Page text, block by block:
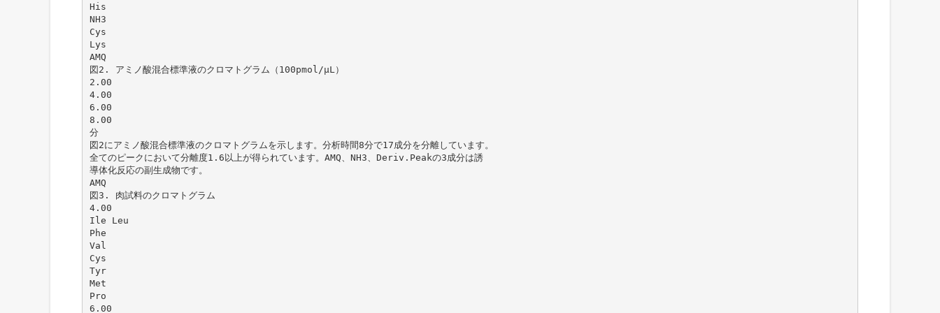
His
NH3
Cys
Lys
AMQ
図2. アミノ酸混合標準液のクロマトグラム（100pmol/μL）
2.00
4.00
6.00
8.00
分
図2にアミノ酸混合標準液のクロマトグラムを示します。分析時間8分で17成分を分離しています。
全てのピークにおいて分離度1.6以上が得られています。AMQ、NH3、Deriv.Peakの3成分は誘
導体化反応の副生成物です。
AMQ
図3. 肉試料のクロマトグラム
4.00
Ile Leu
Phe
Val
Cys
Tyr
Met
Pro
6.00